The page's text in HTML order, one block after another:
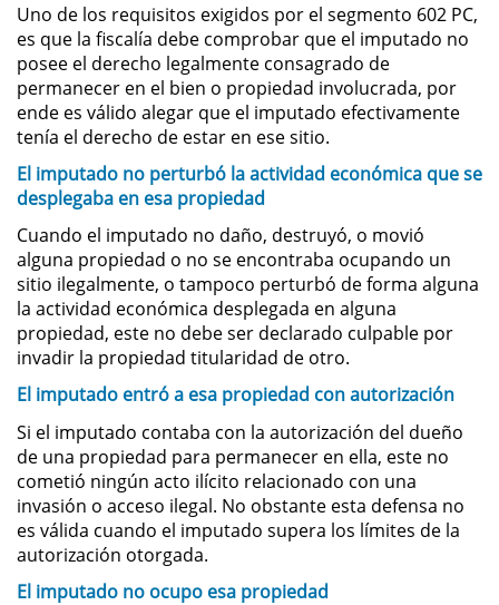
Domestic Violence
Child Abuse
Child Abduction
Child Endangerment
Child Neglect
Corporal Injury on a Spouse
Criminal Threats
Domestic Battery
Elder Abuse
Permanent Restraining Order
Posting Harmful Information on the
Internet
Uno de los requisitos exigidos por el segmento 602 PC,
es que la fiscalía debe comprobar que el imputado no
posee el derecho legalmente consagrado de
permanecer en el bien o propiedad involucrada, por
ende es válido alegar que el imputado efectivamente
tenía el derecho de estar en ese sitio.
El imputado no perturbó la actividad económica que se
desplegaba en esa propiedad
Cuando el imputado no daño, destruyó, o movió
alguna propiedad o no se encontraba ocupando un
sitio ilegalmente, o tampoco perturbó de forma alguna
la actividad económica desplegada en alguna
propiedad, este no debe ser declarado culpable por
invadir la propiedad titularidad de otro.
El imputado entró a esa propiedad con autorización
Si el imputado contaba con la autorización del dueño
de una propiedad para permanecer en ella, este no
cometió ningún acto ilícito relacionado con una
invasión o acceso ilegal. No obstante esta defensa no
es válida cuando el imputado supera los límites de la
autorización otorgada.
El imputado no ocupo esa propiedad